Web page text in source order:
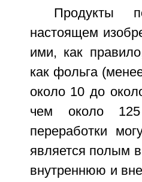
Продукты
настоящем
ими, как
как фольга
около 10 до
чем около
переработки
является полым
внутреннюю и